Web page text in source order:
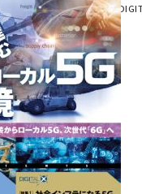
ニューズレター ×